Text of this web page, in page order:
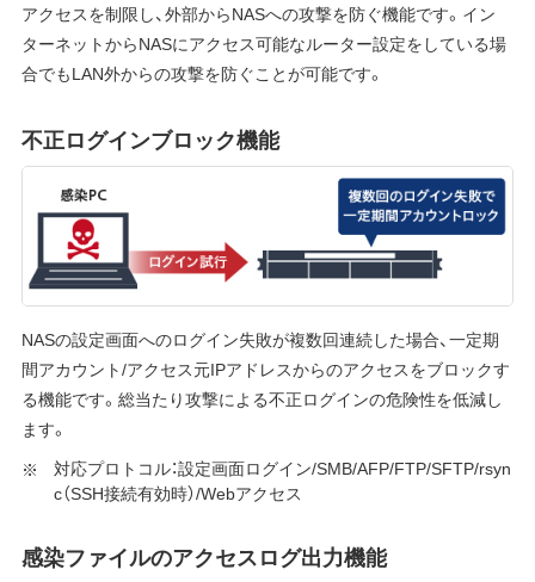
アクセスを制限し、外部からNASへの攻撃を防ぐ機能です。イン
ターネットからNASにアクセス可能なルーター設定をしている場
合でもLAN外からの攻撃を防ぐことが可能です。
不正ログインブロック機能
NASの設定画面へのログイン失敗が複数回連続した場合、一定期
間アカウント/アクセス元IPアドレスからのアクセスをブロックす
る機能です。総当たり攻撃による不正ログインの危険性を低減し
ます。
対応プロトコル：設定画面ログイン/SMB/AFP/FTP/SFTP/rsyn
c（SSH接続有効時）/Webアクセス
感染ファイルのアクセスログ出力機能